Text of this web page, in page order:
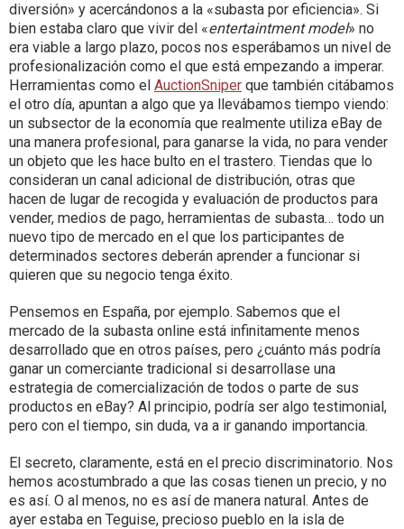
diversión» y acercándonos a la «subasta por eficiencia». Si
bien estaba claro que vivir del «entertaintment model» no
era viable a largo plazo, pocos nos esperábamos un nivel de
profesionalización como el que está empezando a imperar.
Herramientas como el AuctionSniper que también citábamos
el otro día, apuntan a algo que ya llevábamos tiempo viendo:
un subsector de la economía que realmente utiliza eBay de
una manera profesional, para ganarse la vida, no para vender
un objeto que les hace bulto en el trastero. Tiendas que lo
consideran un canal adicional de distribución, otras que
hacen de lugar de recogida y evaluación de productos para
vender, medios de pago, herramientas de subasta… todo un
nuevo tipo de mercado en el que los participantes de
determinados sectores deberán aprender a funcionar si
quieren que su negocio tenga éxito.
Pensemos en España, por ejemplo. Sabemos que el
mercado de la subasta online está infinitamente menos
desarrollado que en otros países, pero ¿cuánto más podría
ganar un comerciante tradicional si desarrollase una
estrategia de comercialización de todos o parte de sus
productos en eBay? Al principio, podría ser algo testimonial,
pero con el tiempo, sin duda, va a ir ganando importancia.
El secreto, claramente, está en el precio discriminatorio. Nos
hemos acostumbrado a que las cosas tienen un precio, y no
es así. O al menos, no es así de manera natural. Antes de
ayer estaba en Teguise, precioso pueblo en la isla de